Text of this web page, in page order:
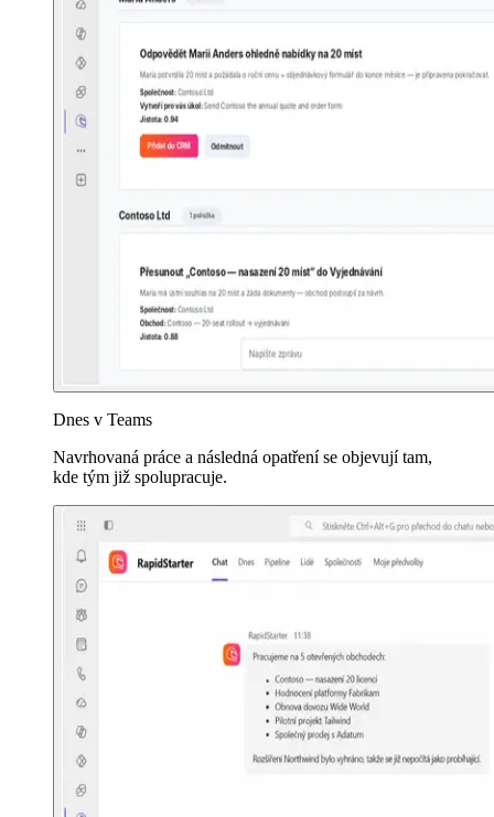
Dnes v Teams
Navrhovaná práce a následná opatření se objevují tam,
kde tým již spolupracuje.